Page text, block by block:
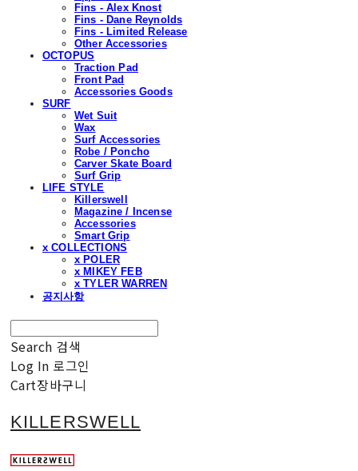
Fins - Alex Knost
Fins - Dane Reynolds
Fins - Limited Release
Other Accessories
OCTOPUS
Traction Pad
Front Pad
Accessories Goods
SURF
Wet Suit
Wax
Surf Accessories
Robe / Poncho
Carver Skate Board
Surf Grip
LIFE STYLE
Killerswell
Magazine / Incense
Accessories
Smart Grip
x COLLECTIONS
x POLER
x MIKEY FEB
x TYLER WARREN
공지사항
Search 검색
Log In 로그인
Cart장바구니
KILLERSWELL